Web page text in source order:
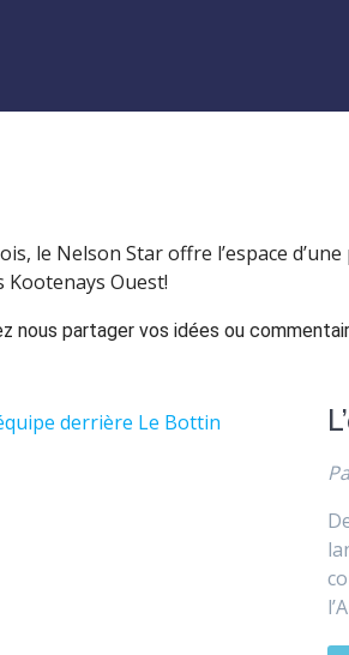
le Nelson Star offre l’espace
Kootenays Ouest!
nous partager vos idées ou